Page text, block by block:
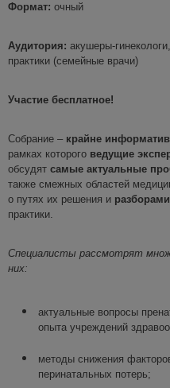
Формат: очный
Аудитория: акушеры-
практики (семейные врачи)
Участие бесплатное!
Собрание – крайне
рамках которого ведущие
обсудят самые актуальные
также смежных областей
о путях их решения и
практики.
Специалисты рассмотрят
них:
актуальные вопросы
опыта учреждений
методы снижения
перинатальных потерь;